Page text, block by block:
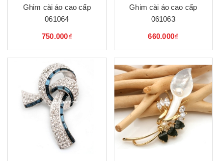
Ghim cài áo cao cấp
061064
750.000₫
Ghim cài áo cao cấp
061063
660.000₫